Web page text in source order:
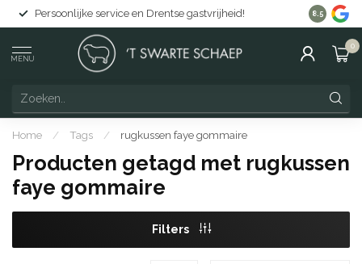
Persoonlijke service en Drentse gastvrijheid! Gratis
8.5
MENU
0
Home / Tags / rugkussen faye gommaire
Producten getagd met rugkussen
faye gommaire
Filters